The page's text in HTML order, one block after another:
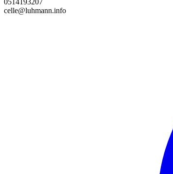
0514193207
celle@luhmann.info